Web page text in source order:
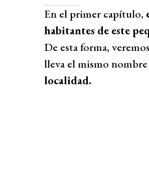
En el primer capítulo,
habitantes de este
De esta forma,
lleva el mismo nombre
localidad.